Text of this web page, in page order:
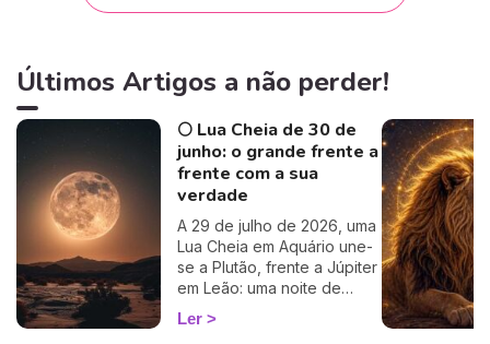
Últimos Artigos a não perder!
🌕 Lua Cheia de 30 de
junho: o grande frente a
frente com a sua
verdade
A 29 de julho de 2026, uma
Lua Cheia em Aquário une-
se a Plutão, frente a Júpiter
em Leão: uma noite de
grande triagem para cortar
o que o trava. 🌕
Ler